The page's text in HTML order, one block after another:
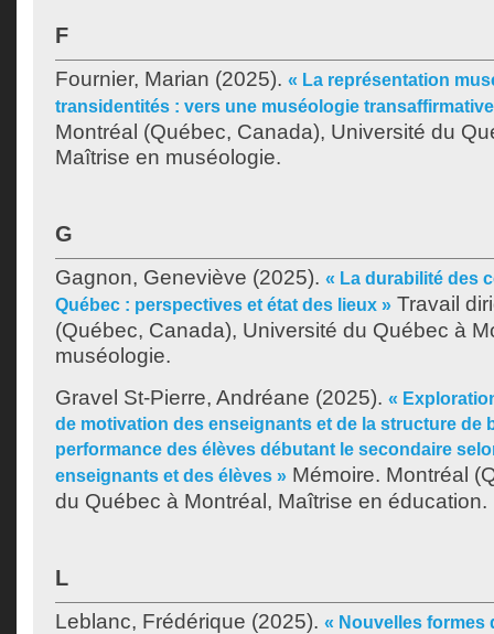
F
Fournier, Marian (2025). « La représentation
transidentités : vers une muséologie
Montréal (Québec, Canada), Université du
Maîtrise en muséologie.
G
Gagnon, Geneviève (2025). « La durabilité des
Québec : perspectives et état des lieux » Travail
(Québec, Canada), Université du Québec à
muséologie.
Gravel St-Pierre, Andréane (2025). «
de motivation des enseignants et de la structure de
performance des élèves débutant le secondaire
enseignants et des élèves » Mémoire. Montréal
du Québec à Montréal, Maîtrise en éducation.
L
Leblanc, Frédérique (2025). « Nouvelles formes